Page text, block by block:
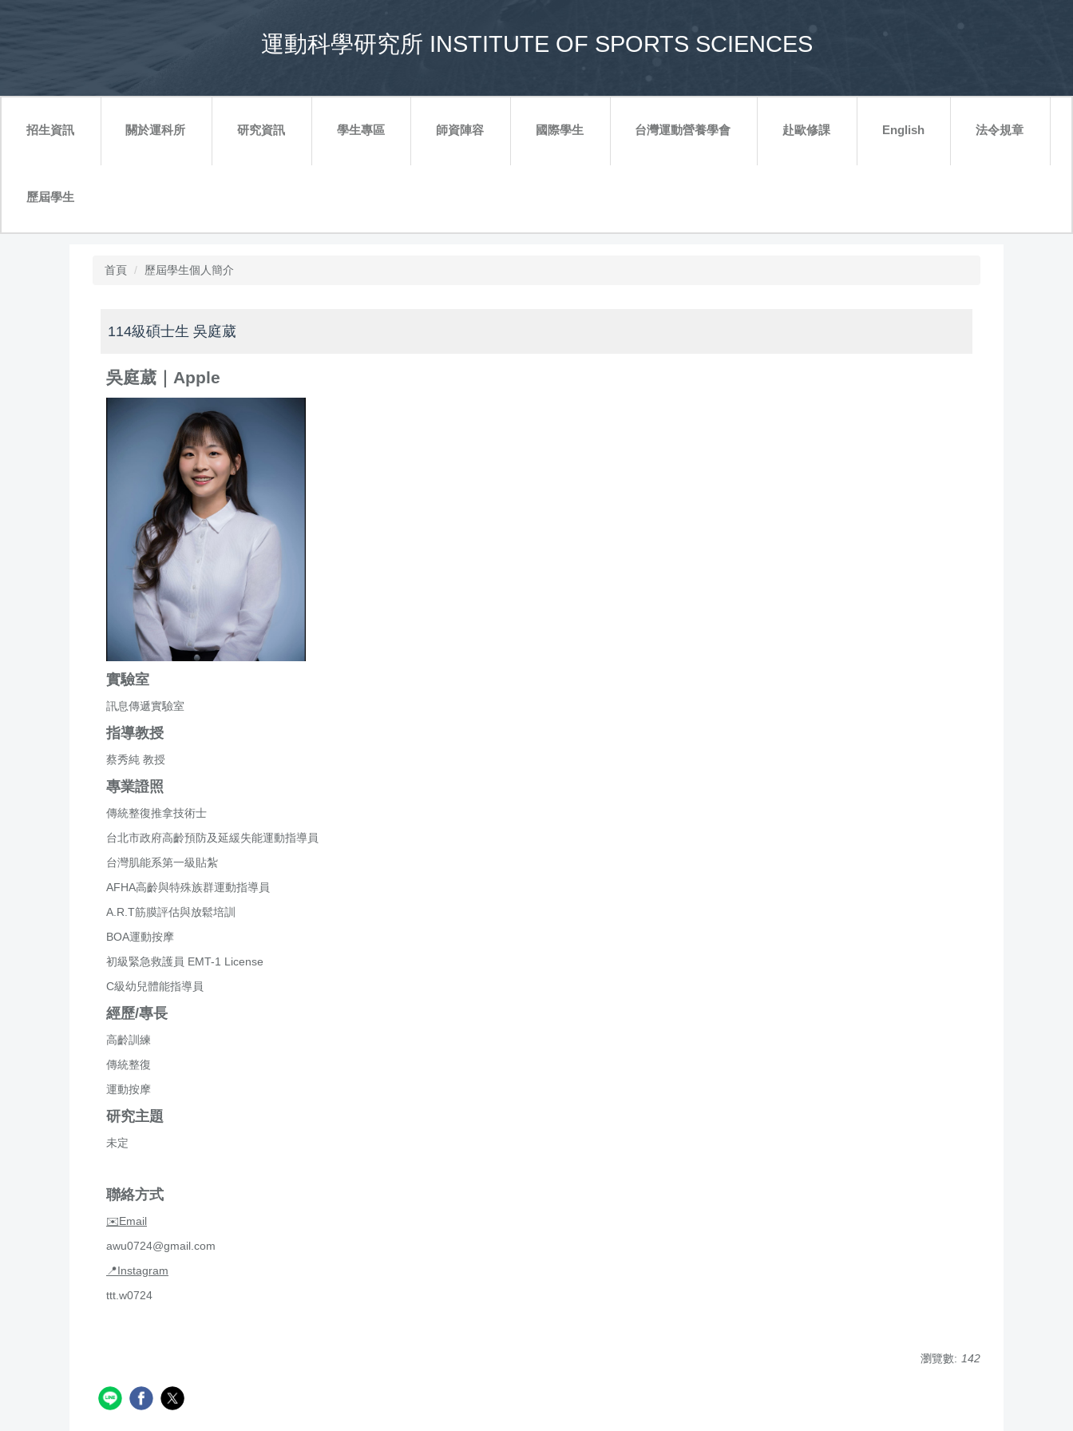
容
運動科學研究所 INSTITUTE OF SPORTS SCIENCES
招生資訊 關於運科所 研究資訊 學生專區 師資陣容 國際學生 台灣運動營養學會 赴歐修課 English 法令規章
歷屆學生
首頁 歷屆學生個人簡介
114級碩士生 吳庭葳
吳庭葳｜ Apple
實驗室
訊息傳遞實驗室
指導教授
蔡秀純 教授
專業證照
傳統整復推拿技術士
台北市政府高齡預防及延緩失能運動指導員
台灣肌能系第一級貼紮
AFHA高齡與特殊族群運動指導員
A.R.T筋膜評估與放鬆培訓
BOA運動按摩
初級緊急救護員 EMT-1 License
C級幼兒體能指導員
經歷/專長
高齡訓練
傳統整復
運動按摩
研究主題
未定
聯絡方式
✉️Email
awu0724@gmail.com
📍Instagram
ttt.w0724
瀏覽數: 142